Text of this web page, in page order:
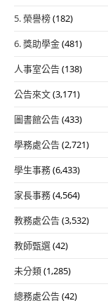
5. 榮譽榜(182)
6. 獎助學金(481)
人事室公告(138)
公告來文(3,171)
圖書館公告(433)
學務處公告(2,721)
學生事務(6,433)
家長事務(4,564)
教務處公告(3,532)
教師甄選(42)
未分類(1,285)
總務處公告(42)